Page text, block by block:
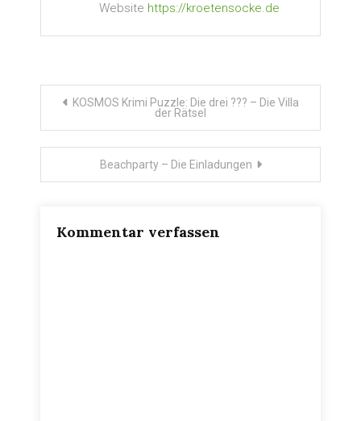
Website https://kroetensocke.de
Beitragsnavigation
KOSMOS Krimi Puzzle: Die drei ??? – Die Villa
der Rätsel
Beachparty – Die Einladungen
Kommentar verfassen